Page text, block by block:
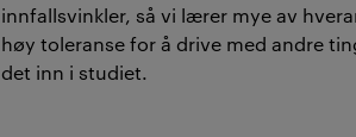
innfallsvinkler, så vi lærer mye av
høy toleranse for å drive med andre
det inn i studiet.